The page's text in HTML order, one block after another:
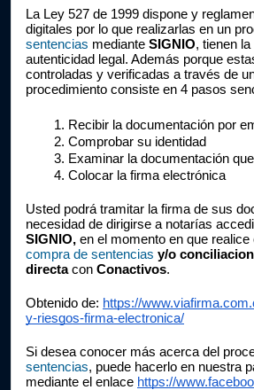
La Ley 527 de 1999 dispone y
digitales por lo que realizarlas en un
sentencias mediante SIGNIO, tienen
autenticidad legal. Además porque
controladas y verificadas a través de
procedimiento consiste en 4 pasos
Recibir la documentación por
Comprobar su identidad
Examinar la documentación
Colocar la firma electrónica
Usted podrá tramitar la firma de sus
SIGNIO,
compra de sentencias y/o
directa con Conactivos.
Obtenido de: https://
y-riesgos-firma-electronica/
Si desea conocer más acerca del
sentencias, puede hacerlo en nuestra
mediante el enlace https://